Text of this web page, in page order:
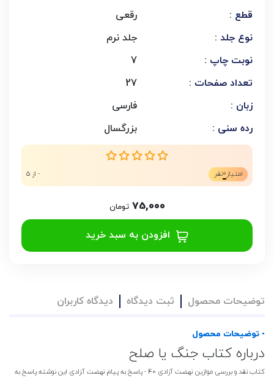
قطع :
رقعی
نوع جلد :
جلد نرم
نوبت چاپ :
7
تعداد صفحات :
27
زبان :
فارسی
رده سنی :
بزرگسال
امتیاز0نفر - از 5
75,000 تومان
افزودن به سبد خرید
توضیحات محصول ثبت دیدگاه دیدگاه کاربران
• توضیحات محصول
درباره کتاب جنگ یا صلح
کتاب نقد و بررسی موازین نهضت آزادی 40 - پاسخ به پیام نهضت آ‍زادی این نوشته پاسخ به